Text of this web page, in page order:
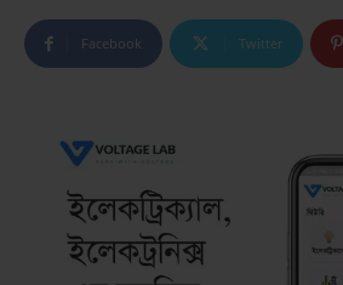
Facebook Twitter